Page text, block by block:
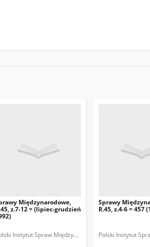
Polska. Ministerstwo Spraw
Polska Fundacja Spraw Międzynarodowych.
Międzynarodowe,
z.7-12 = (lipiec-grudzień
Instytut Spraw Międzynarodowych. Polska
Sprawy
R.45, z.4-6 = 457
Polski Instytut